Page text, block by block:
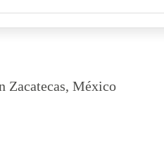
Zacatecas, México